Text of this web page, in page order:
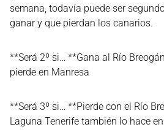
semana, todavía puede ser
ganar y que pierdan los canarios.
**Será 2º si… **Gana al Río
pierde en Manresa
**Será 3º si… **Pierde con el Río
Laguna Tenerife también lo hace